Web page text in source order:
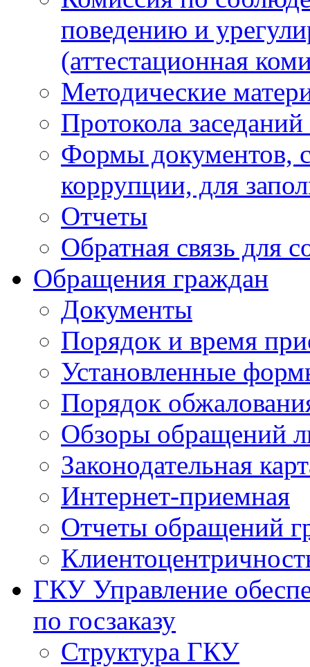
поведению и
(аттестационная
Методические
Протокола
Формы документов,
коррупции, для
Отчеты
Обратная связь для
Обращения граждан
Документы
Порядок и время
Установленные
Порядок
Обзоры обращений
Законодательная
Интернет-приемная
Отчеты обращений
ГКУ Управление
по госзаказу
Структура ГКУ